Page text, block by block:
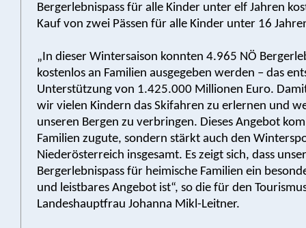
Bergerlebnispass für alle Kinder unter elf Jahren
Kauf von zwei Pässen für alle Kinder unter 16
„In dieser Wintersaison konnten 4.965 NÖ
kostenlos an Familien ausgegeben werden – das
Unterstützung von 1.425.000 Millionen Euro.
wir vielen Kindern das Skifahren zu erlernen und
unseren Bergen zu verbringen. Dieses Angebot
Familien zugute, sondern stärkt auch den
Niederösterreich insgesamt. Es zeigt sich, dass
Bergerlebnispass für heimische Familien ein
und leistbares Angebot ist“, so die für den
Landeshauptfrau Johanna Mikl-Leitner.